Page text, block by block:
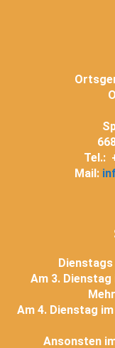
Tel.:
Mail:
Dienstags
Am 3.
Am 4. Dienstag
Ansonsten